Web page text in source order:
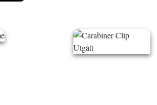
Carabiner Clip Utgått